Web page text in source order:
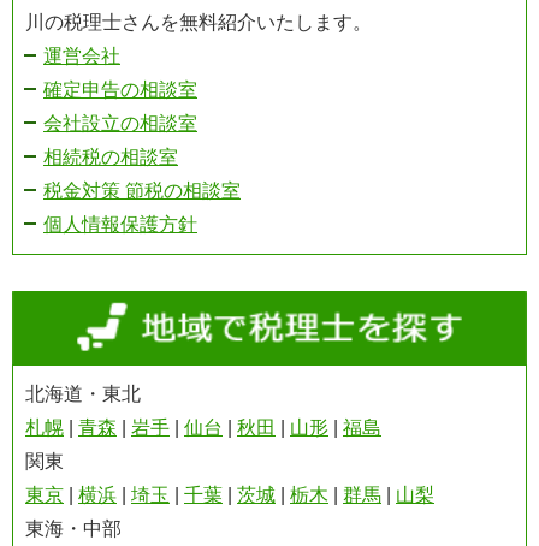
川の税理士さんを無料紹介いたします。
運営会社
確定申告の相談室
会社設立の相談室
相続税の相談室
税金対策 節税の相談室
個人情報保護方針
北海道・東北
札幌
青森 岩手 仙台 秋田 山形
福島
関東
東京
横浜 埼玉 千葉 茨城 栃木 群馬
山梨
東海・中部